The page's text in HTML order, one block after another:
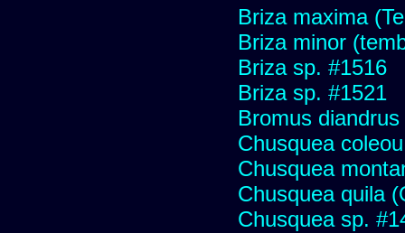
Briza maxima
Briza minor
Briza sp. #1516
Briza sp. #1521
Bromus diandrus
Chusquea
Chusquea
Chusquea quila
Chusquea sp.